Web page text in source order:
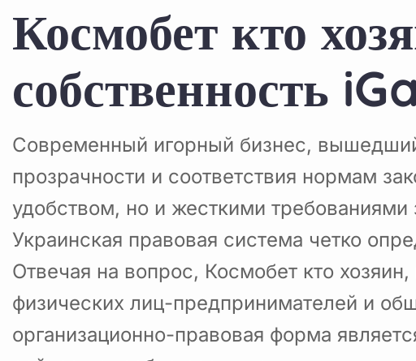
Космобет кто
собственность
Современный игорный бизнес, вышедший
прозрачности и соответствия нормам
удобством, но и жесткими требованиями
Украинская правовая система четко
Отвечая на вопрос, Космобет кто
физических лиц-предпринимателей и
организационно-правовая форма